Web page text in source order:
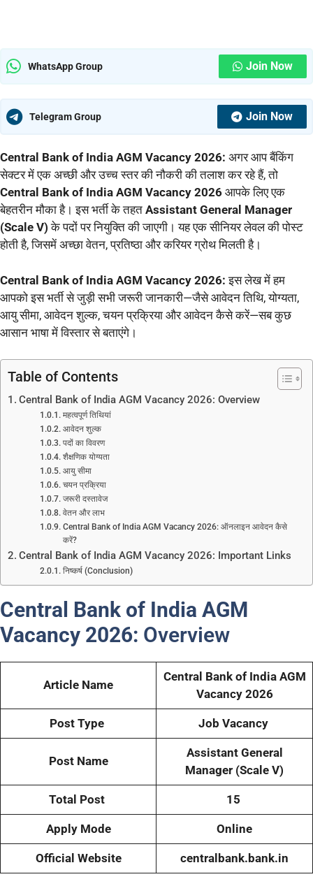
WhatsApp Group Join Now
Telegram Group Join Now
Central Bank of India AGM Vacancy 2026: अगर आप बैंकिंग
सेक्टर में एक अच्छी और उच्च स्तर की नौकरी की तलाश कर रहे हैं, तो
Central Bank of India AGM Vacancy 2026 आपके लिए एक
बेहतरीन मौका है। इस भर्ती के तहत Assistant General Manager
(Scale V) के पदों पर नियुक्ति की जाएगी। यह एक सीनियर लेवल की पोस्ट
होती है, जिसमें अच्छा वेतन, प्रतिष्ठा और करियर ग्रोथ मिलती है।
Central Bank of India AGM Vacancy 2026: इस लेख में हम
आपको इस भर्ती से जुड़ी सभी जरूरी जानकारी—जैसे आवेदन तिथि, योग्यता,
आयु सीमा, आवेदन शुल्क, चयन प्रक्रिया और आवेदन कैसे करें—सब कुछ
आसान भाषा में विस्तार से बताएंगे।
Table of Contents
Central Bank of India AGM Vacancy 2026: Overview
महत्वपूर्ण तिथियां
आवेदन शुल्क
पदों का विवरण
शैक्षणिक योग्यता
आयु सीमा
चयन प्रक्रिया
जरूरी दस्तावेज
वेतन और लाभ
Central Bank of India AGM Vacancy 2026: ऑनलाइन आवेदन कैसे
करें?
Central Bank of India AGM Vacancy 2026: Important Links
निष्कर्ष (Conclusion)
Central Bank of India AGM
Vacancy 2026: Overview
Article Name
Central Bank of India AGM
Vacancy 2026
Post Type Job Vacancy
Post Name
Assistant General
Manager (Scale V)
Total Post 15
Apply Mode Online
Official Website centralbank.bank.in